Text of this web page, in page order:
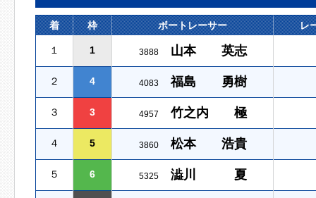
着 枠 ボートレーサー レ
１ 1 3888 山本 英志
２ 4 4083 福島 勇樹
３ 3 4957 竹之内 極
４ 5 3860 松本 浩貴
５ 6 5325 澁川 夏